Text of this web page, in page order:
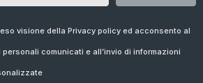
visione della Privacy policy ed acconsento al
comunicati e all’invio di informazioni